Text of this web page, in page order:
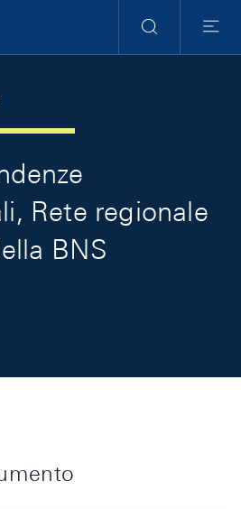
Ricerca
Menu
Rete regionale
BNS